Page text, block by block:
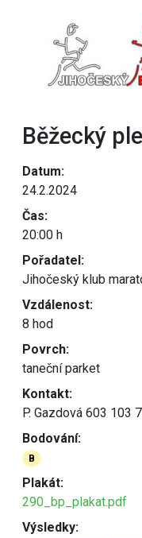
Běžecký
Datum:
24.2.2024
Čas:
20:00 h
Pořadatel:
Jihočeský klub
Vzdálenost:
8 hod
Povrch:
taneční parket
Kontakt:
P. Gazdová 603 103
Bodování:
B
Plakát:
290_bp_plakat.pdf
Výsledky: